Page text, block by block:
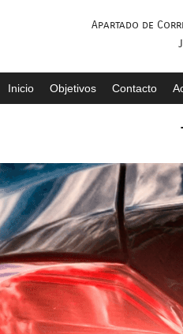
contenido
Apartado de
Inicio Objetivos Contacto